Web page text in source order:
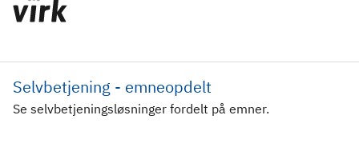
Selvbetjening - emneopdelt
Se selvbetjeningsløsninger fordelt på emner.